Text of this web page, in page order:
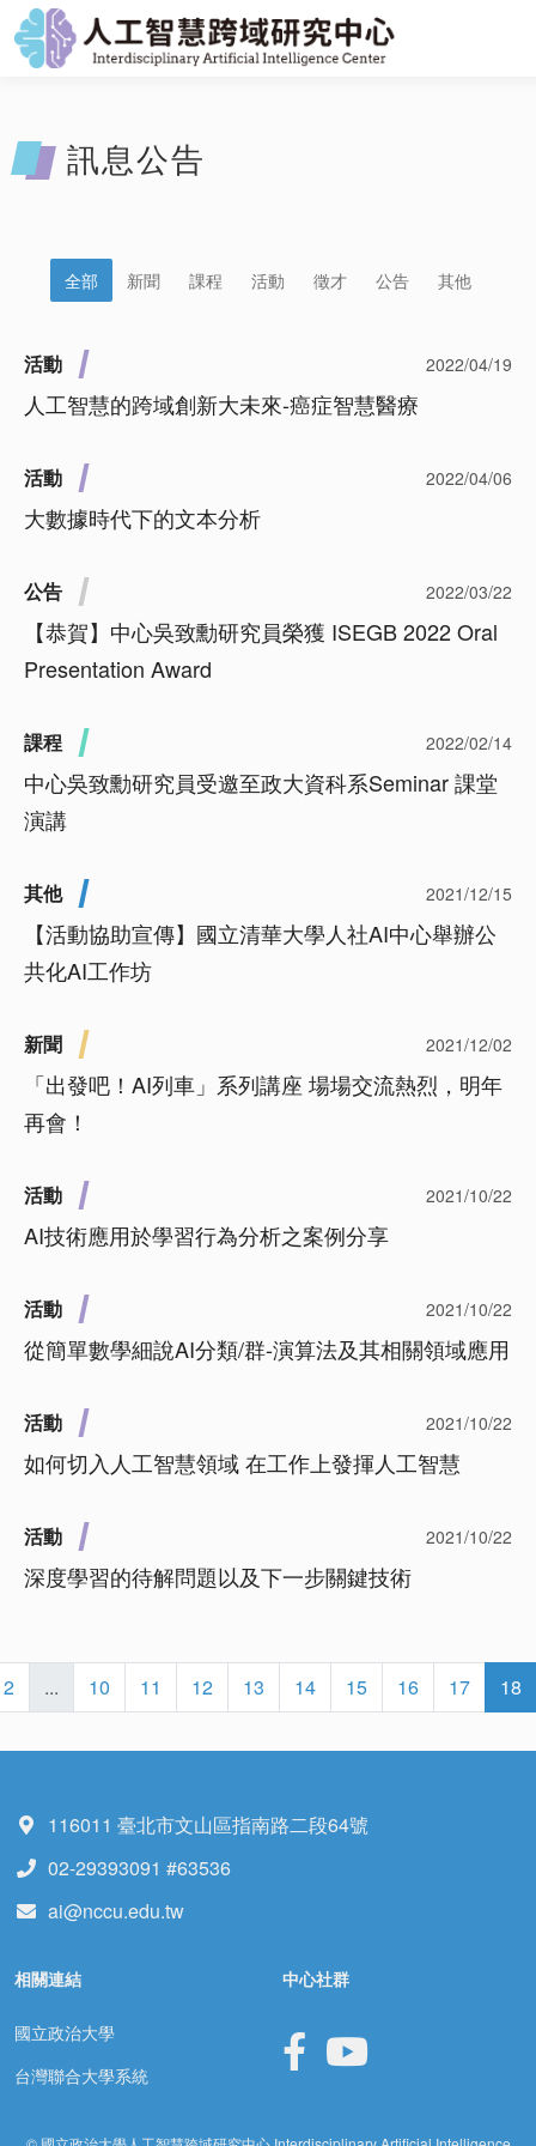
訊息公告
全部 新聞 課程 活動 徵才 公告 其他
活動 2022/04/19
人工智慧的跨域創新大未來-癌症智慧醫療
活動 2022/04/06
大數據時代下的文本分析
公告 2022/03/22
【恭賀】中心吳致勳研究員榮獲 ISEGB 2022 Oral
Presentation Award
課程 2022/02/14
中心吳致勳研究員受邀至政大資科系Seminar 課堂
演講
其他 2021/12/15
【活動協助宣傳】國立清華大學人社AI中心舉辦公
共化AI工作坊
新聞 2021/12/02
「出發吧！AI列車」系列講座 場場交流熱烈，明年
再會！
活動 2021/10/22
AI技術應用於學習行為分析之案例分享
活動 2021/10/22
從簡單數學細說AI分類/群-演算法及其相關領域應用
活動 2021/10/22
如何切入人工智慧領域 在工作上發揮人工智慧
活動 2021/10/22
深度學習的待解問題以及下一步關鍵技術
2 ... 10 11 12 13 14 15 16 17 18
116011 臺北市文山區指南路二段64號
02-29393091 #63536
ai@nccu.edu.tw
相關連結
國立政治大學
台灣聯合大學系統
中心社群